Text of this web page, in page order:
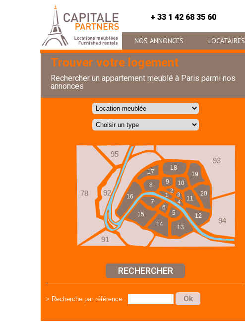
+ 33 1 42 68 35 60
NOS ANNONCES LOCATAIRES
Trouver votre logement
Rechercher un appartement meublé à Paris parmi nos
annonces
91
94
93
95
78 92 1
2
3
4
5
6
7
8
9 10
11
12
13
14
15
16
17
18
19
20
> Recherche par référence :